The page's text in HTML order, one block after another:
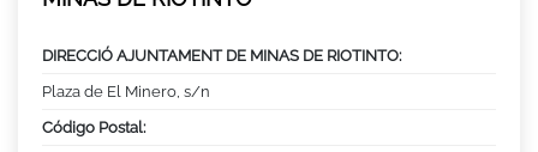
DIRECCIÓ AJUNTAMENT DE MINAS DE RIOTINTO:
Plaza de El Minero, s/n
Código Postal: